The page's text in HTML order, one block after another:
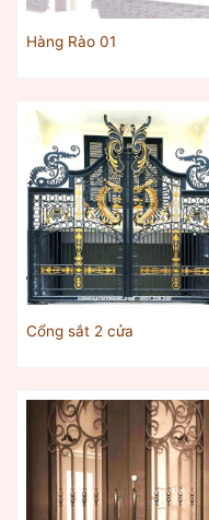
Hàng Rào 01
Cổng sắt 2 cửa